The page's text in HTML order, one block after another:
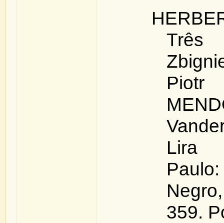
Piotr
Lira
359.